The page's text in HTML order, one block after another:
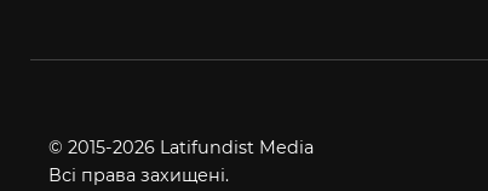
© 2015-2026 Latifundist Media
Всі права захищені.